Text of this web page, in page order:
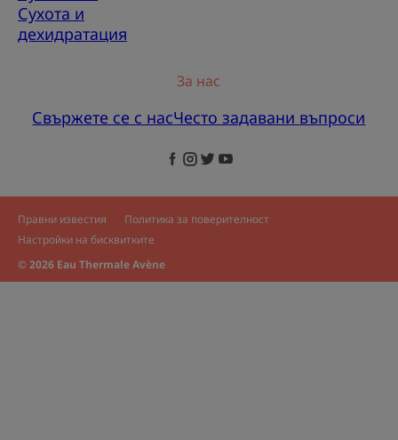
Сухота и
дехидратация
За нас
Свържете се с насЧесто задавани въпроси
Правни известия
Политика за поверителност
Настройки на бисквитките
© 2026 Eau Thermale Avène